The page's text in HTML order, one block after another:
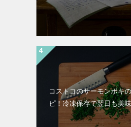
コストコのサーモンポキ
ピ！冷凍保存で翌日も美